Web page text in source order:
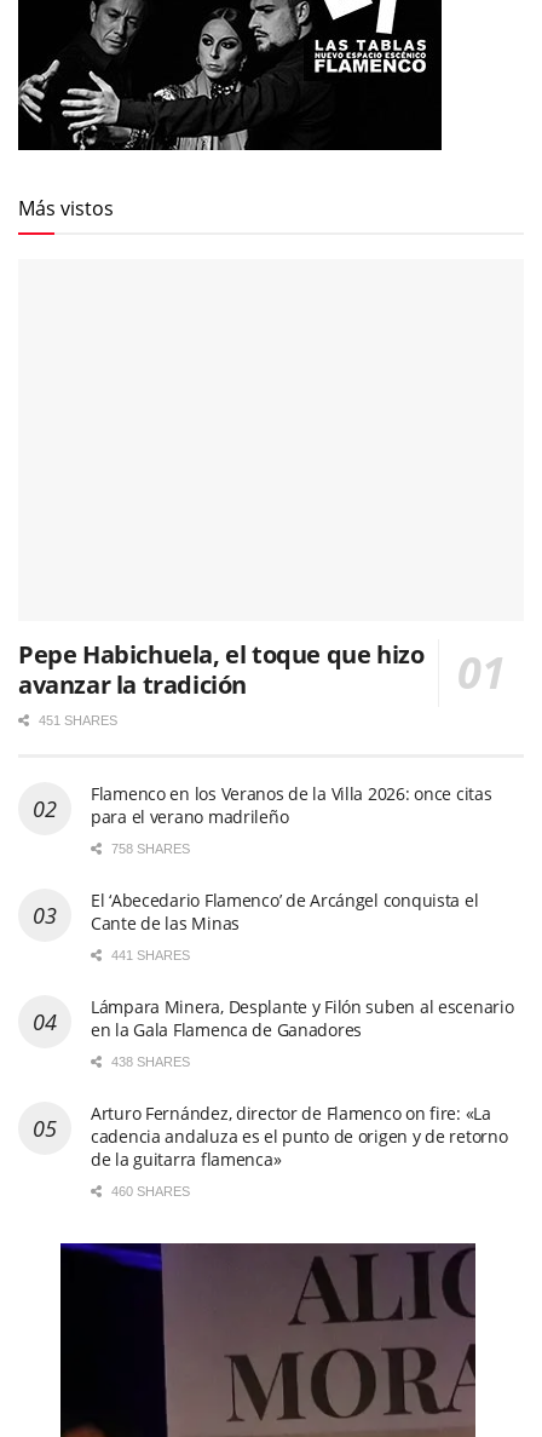
Más vistos
Pepe Habichuela, el toque que hizo
avanzar la tradición
451 SHARES
Flamenco en los Veranos de la Villa 2026: once citas
para el verano madrileño
758 SHARES
El ‘Abecedario Flamenco’ de Arcángel conquista el
Cante de las Minas
441 SHARES
Lámpara Minera, Desplante y Filón suben al escenario
en la Gala Flamenca de Ganadores
438 SHARES
Arturo Fernández, director de Flamenco on fire: «La
cadencia andaluza es el punto de origen y de retorno
de la guitarra flamenca»
460 SHARES